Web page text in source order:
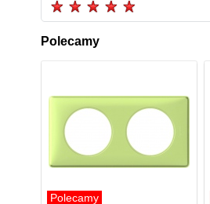
Polecamy
Polecamy